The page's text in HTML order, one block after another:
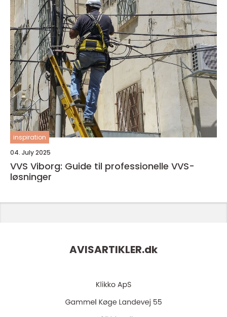
inspiration
04. July 2025
VVS Viborg: Guide til professionelle VVS-
løsninger
AVISARTIKLER.dk